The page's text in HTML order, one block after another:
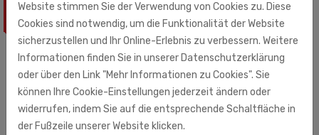
ÄHNLICHE PRODUKTE
Website stimmen Sie der Verwendung von Cookies zu. Diese
Cookies sind notwendig, um die Funktionalität der Website
sicherzustellen und Ihr Online-Erlebnis zu verbessern. Weitere
Informationen finden Sie in unserer Datenschutzerklärung
oder über den Link "Mehr Informationen zu Cookies". Sie
können Ihre Cookie-Einstellungen jederzeit ändern oder
widerrufen, indem Sie auf die entsprechende Schaltfläche in
der Fußzeile unserer Website klicken.